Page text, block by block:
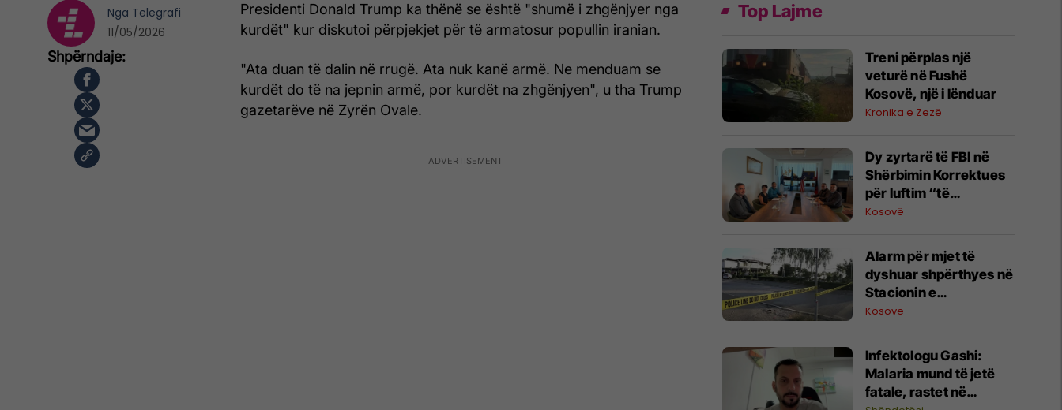
Presidenti Donald Trump ka thënë se është "shumë i zhgënjyer nga
kurdët" kur diskutoi përpjekjet për të armatosur popullin iranian.
"Ata duan të dalin në rrugë. Ata nuk kanë armë. Ne menduam se
kurdët do të na jepnin armë, por kurdët na zhgënjyen", u tha Trump
gazetarëve në Zyrën Ovale.
Nga Telegrafi
11/05/2026
Top Lajme
Treni përplas një
veturë në Fushë
Kosovë, një i lënduar
Kronika e Zezë
Dy zyrtarë të FBI në
Shërbimin Korrektues
për luftim “të
terrorizmit dhe
Kosovë
Alarm për mjet të
dyshuar shpërthyes në
Stacionin e
Autobusëve në
vendngjarje
Kosovë
​Infektologu Gashi:
Malaria mund të jetë
fatale, rastet në